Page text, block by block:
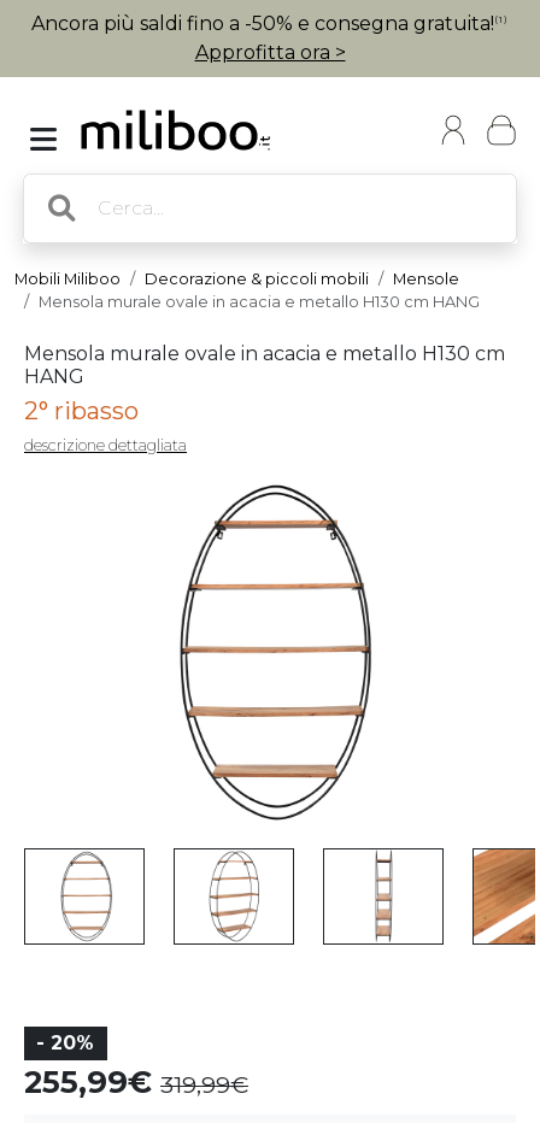
Ancora più saldi fino a -50% e consegna gratuita! (1)
Approfitta ora >
Mobili Miliboo Decorazione & piccoli mobili
Mensole
Mensola murale ovale in acacia e metallo H130 cm HANG
Mensola murale ovale in acacia e metallo H130 cm
HANG
2° ribasso
descrizione dettagliata
- 20%
255,99 319,99